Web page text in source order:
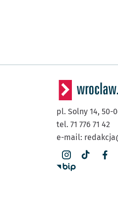
pl. Solny 14, 50-
tel. 71 776 71 42
e-mail: